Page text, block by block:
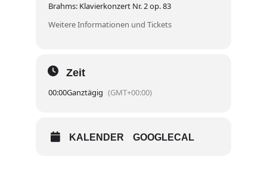
Brahms: Klavierkonzert Nr. 2 op. 83
Weitere Informationen und Tickets
Zeit
00:00Ganztägig (GMT+00:00)
KALENDER GOOGLECAL